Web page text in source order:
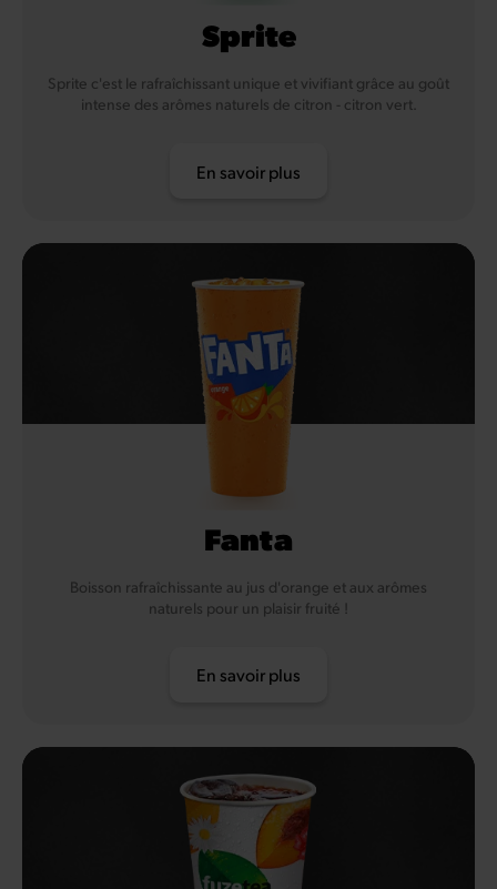
Sprite
Sprite c'est le rafraîchissant unique et vivifiant grâce au goût
intense des arômes naturels de citron - citron vert.
En savoir plus
Fanta
Boisson rafraîchissante au jus d'orange et aux arômes
naturels pour un plaisir fruité !
En savoir plus